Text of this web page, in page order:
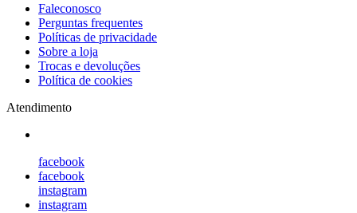
Faleconosco
Perguntas frequentes
Políticas de privacidade
Sobre a loja
Trocas e devoluções
Política de cookies
Atendimento
facebook
facebook
instagram
instagram